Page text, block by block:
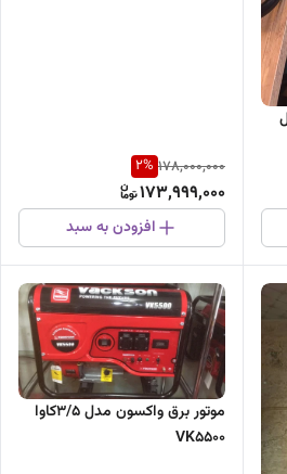
178,000,000
2%
173,999,000
افزودن به سبد
موتور برق واکسون مدل 3/5کاوا
VK5500